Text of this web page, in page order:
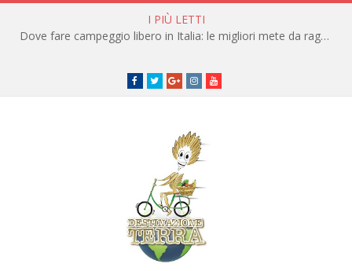
I PIÙ LETTI
Dove fare campeggio libero in Italia: le migliori mete da raggiungere in traghetto
Facebook
TwitterGoogle+instagramyoutube